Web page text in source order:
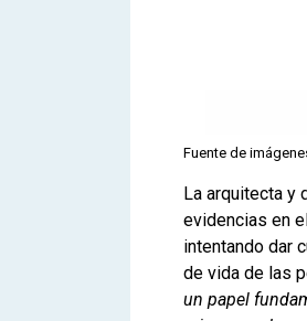
Fuente de
La arquitecta y
evidencias en
intentando dar
de vida de las
un papel